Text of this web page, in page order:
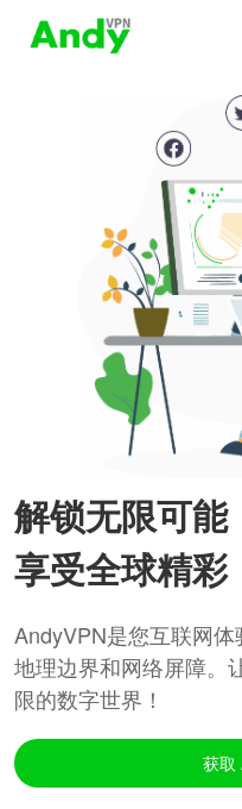
解锁无限可能
享受全球精彩
AndyVPN是您互联网
地理边界和网络屏障。
限的数字世界！
获取